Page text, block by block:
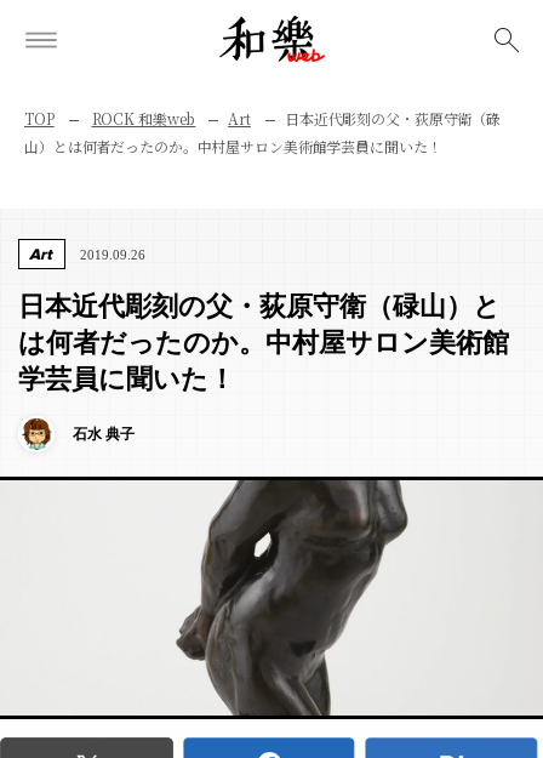
TOP ROCK 和樂web Art
日本近代彫刻の父・荻原守衛（碌
山）とは何者だったのか。中村屋サロン美術館学芸員に聞いた！
Art 2019.09.26
日本近代彫刻の父・荻原守衛（碌山）と
は何者だったのか。中村屋サロン美術館
学芸員に聞いた！
石水 典子